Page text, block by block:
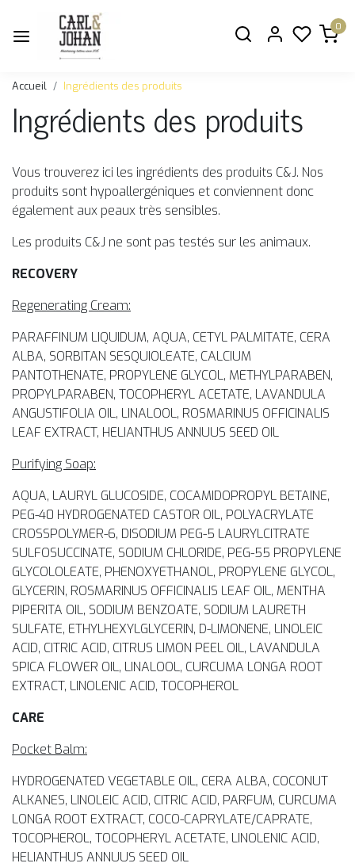
0
Accueil Ingrédients des produits
Ingrédients des produits
Vous trouverez ici les ingrédients des produits C&J. Nos
produits sont hypoallergéniques et conviennent donc
également aux peaux très sensibles.
Les produits C&J ne sont pas testés sur les animaux.
RECOVERY
Regenerating Cream:
PARAFFINUM LIQUIDUM, AQUA, CETYL PALMITATE, CERA
ALBA, SORBITAN SESQUIOLEATE, CALCIUM
PANTOTHENATE, PROPYLENE GLYCOL, METHYLPARABEN,
PROPYLPARABEN, TOCOPHERYL ACETATE, LAVANDULA
ANGUSTIFOLIA OIL, LINALOOL, ROSMARINUS OFFICINALIS
LEAF EXTRACT, HELIANTHUS ANNUUS SEED OIL
Purifying Soap:
AQUA, LAURYL GLUCOSIDE, COCAMIDOPROPYL BETAINE,
PEG-40 HYDROGENATED CASTOR OIL, POLYACRYLATE
CROSSPOLYMER-6, DISODIUM PEG-5 LAURYLCITRATE
SULFOSUCCINATE, SODIUM CHLORIDE, PEG-55 PROPYLENE
GLYCOLOLEATE, PHENOXYETHANOL, PROPYLENE GLYCOL,
GLYCERIN, ROSMARINUS OFFICINALIS LEAF OIL, MENTHA
PIPERITA OIL, SODIUM BENZOATE, SODIUM LAURETH
SULFATE, ETHYLHEXYLGLYCERIN, D-LIMONENE, LINOLEIC
ACID, CITRIC ACID, CITRUS LIMON PEEL OIL, LAVANDULA
SPICA FLOWER OIL, LINALOOL, CURCUMA LONGA ROOT
EXTRACT, LINOLENIC ACID, TOCOPHEROL
CARE
Pocket Balm:
HYDROGENATED VEGETABLE OIL, CERA ALBA, COCONUT
ALKANES, LINOLEIC ACID, CITRIC ACID, PARFUM, CURCUMA
LONGA ROOT EXTRACT, COCO-CAPRYLATE/CAPRATE,
TOCOPHEROL, TOCOPHERYL ACETATE, LINOLENIC ACID,
HELIANTHUS ANNUUS SEED OIL